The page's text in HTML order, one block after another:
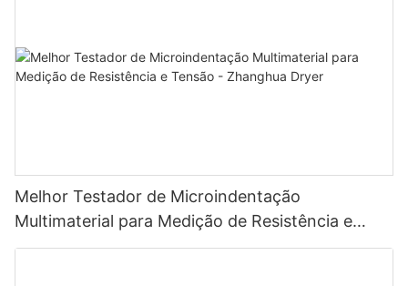
Melhor Testador de Microindentação
Multimaterial para Medição de Resistência e
Tensão - Zhanghua Dryer